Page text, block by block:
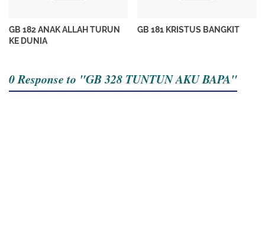
GB 182 ANAK ALLAH TURUN
KE DUNIA
GB 181 KRISTUS BANGKIT
0 Response to "GB 328 TUNTUN AKU BAPA"